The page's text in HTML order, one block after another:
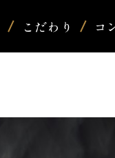
こだわり コ